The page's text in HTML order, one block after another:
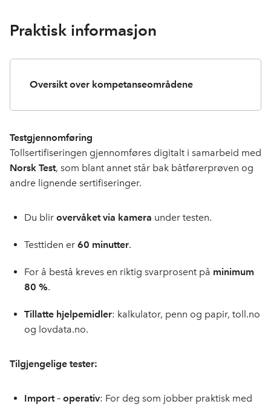
Praktisk informasjon
Oversikt over kompetanseområdene
Testgjennomføring
Tollsertifiseringen gjennomføres digitalt i samarbeid med
Norsk Test, som blant annet står bak båtførerprøven og
andre lignende sertifiseringer.
Du blir overvåket via kamera under testen.
Testtiden er 60 minutter.
For å bestå kreves en riktig svarprosent på minimum
80 %.
Tillatte hjelpemidler: kalkulator, penn og papir, toll.no
og lovdata.no.
Tilgjengelige tester:
Import – operativ: For deg som jobber praktisk med